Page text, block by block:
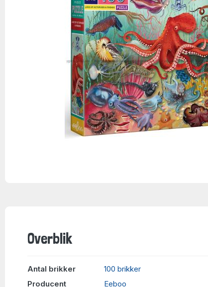
Overblik
Antal brikker
100 brikker
Producent
Eeboo